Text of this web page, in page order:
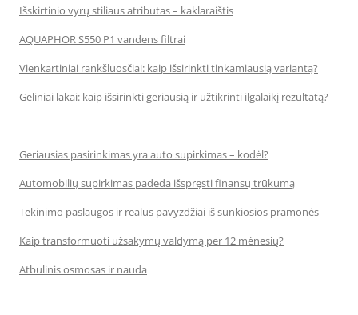
Išskirtinio vyrų stiliaus atributas – kaklaraištis
AQUAPHOR S550 P1 vandens filtrai
Vienkartiniai rankšluosčiai: kaip išsirinkti tinkamiausią variantą?
Geliniai lakai: kaip išsirinkti geriausią ir užtikrinti ilgalaikį rezultatą?
Geriausias pasirinkimas yra auto supirkimas – kodėl?
Automobilių supirkimas padeda išspręsti finansų trūkumą
Tekinimo paslaugos ir realūs pavyzdžiai iš sunkiosios pramonės
Kaip transformuoti užsakymų valdymą per 12 mėnesių?
Atbulinis osmosas ir nauda